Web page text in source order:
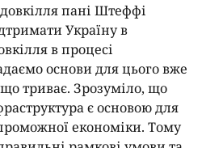
пані Штеффі
Україну в
в процесі
основи для цього вже
триває. Зрозуміло, що
є основою для
економіки. Тому